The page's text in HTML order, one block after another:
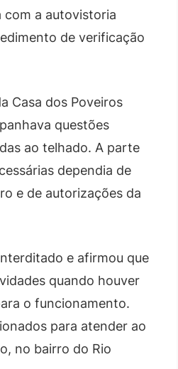
com a autovistoria
de verificação
Casa dos Poveiros
questões
ao telhado. A parte
dependia de
e de autorizações da
e afirmou que
quando houver
o funcionamento.
para atender ao
no bairro do Rio